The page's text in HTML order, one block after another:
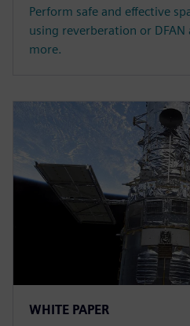
Perform safe and effective
using reverberation or DFAN
more.
WHITE PAPER